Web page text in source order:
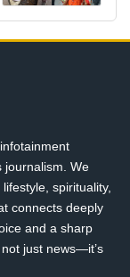
journalism. We
spirituality,
connects deeply
and a sharp
just news—it’s